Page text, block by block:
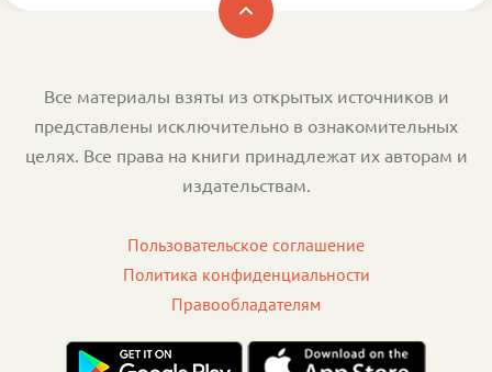
Все материалы взяты из открытых источников и
представлены исключительно в ознакомительных
целях. Все права на книги принадлежат их авторам и
издательствам.
Пользовательское соглашение
Политика конфиденциальности
Правообладателям